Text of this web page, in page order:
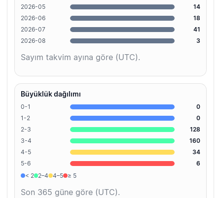
2026-05
14
2026-06
18
2026-07
41
2026-08
3
Sayım takvim ayına göre (UTC).
Büyüklük dağılımı
0-1
0
1-2
0
2-3
128
3-4
160
4-5
34
5-6
6
< 2
2–4 4–5 ≥ 5
Son 365 güne göre (UTC).